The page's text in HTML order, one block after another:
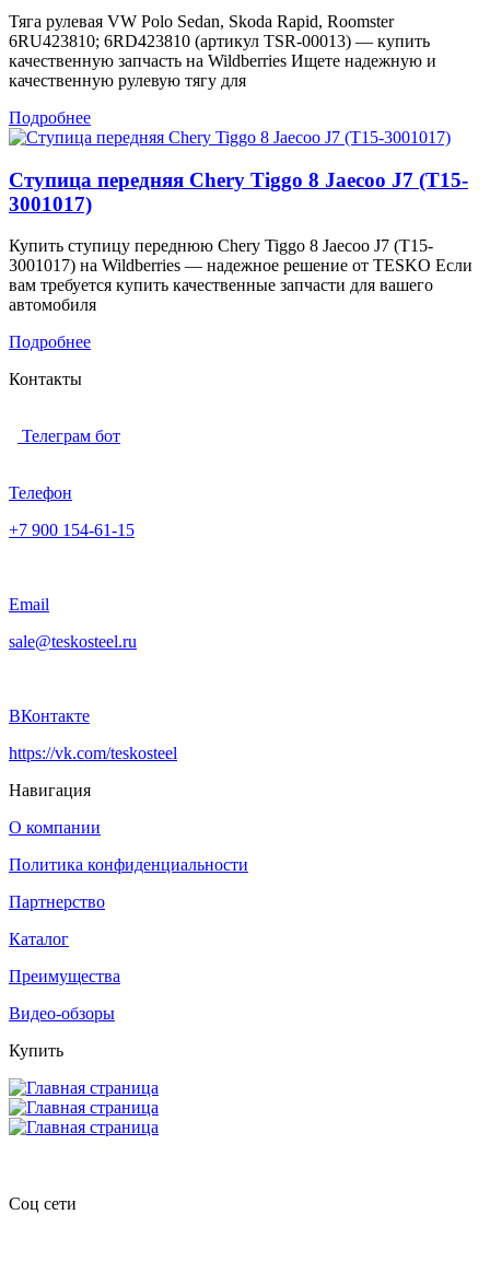
Тяга рулевая VW Polo Sedan, Skoda Rapid, Roomster
6RU423810; 6RD423810 (артикул TSR-00013) — купить
качественную запчасть на Wildberries Ищете надежную и
качественную рулевую тягу для
Подробнее
Ступица передняя Chery Tiggo 8 Jaecoo J7 (T15-
3001017)
Купить ступицу переднюю Chery Tiggo 8 Jaecoo J7 (T15-
3001017) на Wildberries — надежное решение от TESKO Если
вам требуется купить качественные запчасти для вашего
автомобиля
Подробнее
Контакты
Телеграм бот
Телефон
+7 900 154-61-15
Email
sale@teskosteel.ru
ВКонтакте
https://vk.com/teskosteel
Навигация
О компании
Политика конфиденциальности
Партнерство
Каталог
Преимущества
Видео-обзоры
Купить
Соц сети